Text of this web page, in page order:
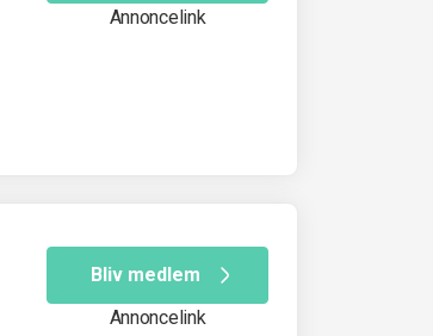
Annoncelink
Bliv medlem
Annoncelink